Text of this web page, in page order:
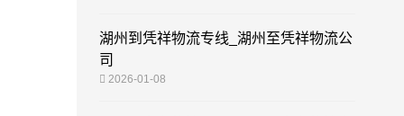
湖州到凭祥物流专线_湖州至凭祥物流公
司
2026-01-08